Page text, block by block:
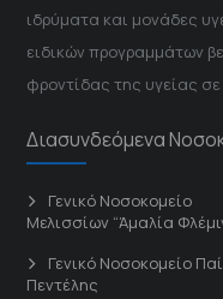
ιδρύματα και μονάδες
ειδικών προγραμμάτων
φροντίδας της υγείας
Διασυνδεόμενα
Γενικό Νοσοκομείο
Μελισσίων “Άμαλία
Γενικό Νοσοκομείο
Πεντέλης